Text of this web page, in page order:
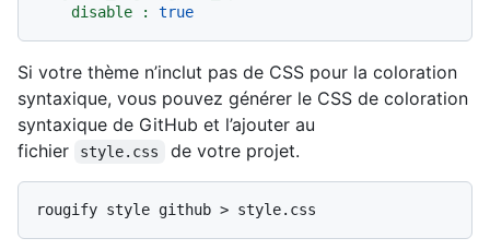
disable :
true
Si votre thème n’inclut pas de CSS pour la coloration
syntaxique, vous pouvez générer le CSS de coloration
syntaxique de GitHub et l’ajouter au
fichier
style.css de votre projet.